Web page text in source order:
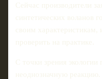
Сейчас производители
синтетических воланов
своим характеристикам,
проверить на практике.
С точки зрения экологии
неоднозначную